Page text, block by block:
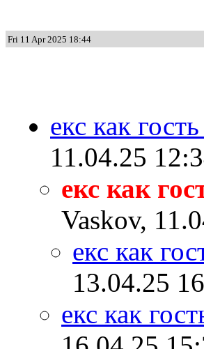
Fri 11 Apr 2025 18:44
екс как
11.04.25
екс как
Vaskov,
екс как
13.04.25
екс как